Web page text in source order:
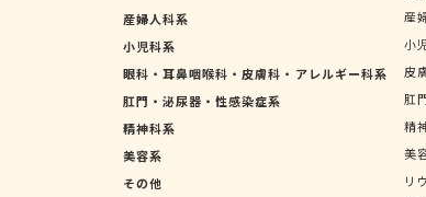
産婦人科系
産
小児科系
小
眼科・耳鼻咽喉科・皮膚科・アレルギー科系
皮
肛門・泌尿器・性感染症系
肛
精神科系
精
美容系
美
その他
リ